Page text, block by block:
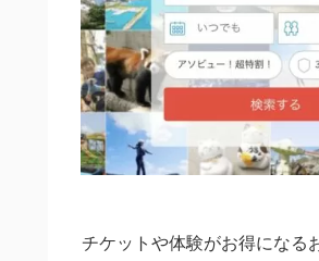
チケットや体験がお得になる